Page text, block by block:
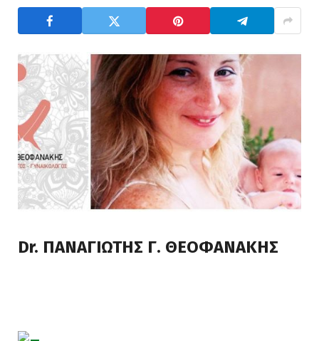
Dr. ΠΑΝΑΓΙΩΤΗΣ Γ. ΘΕΟΦΑΝΑΚΗΣ